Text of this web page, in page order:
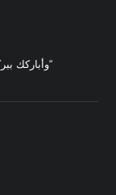
“وأباركك